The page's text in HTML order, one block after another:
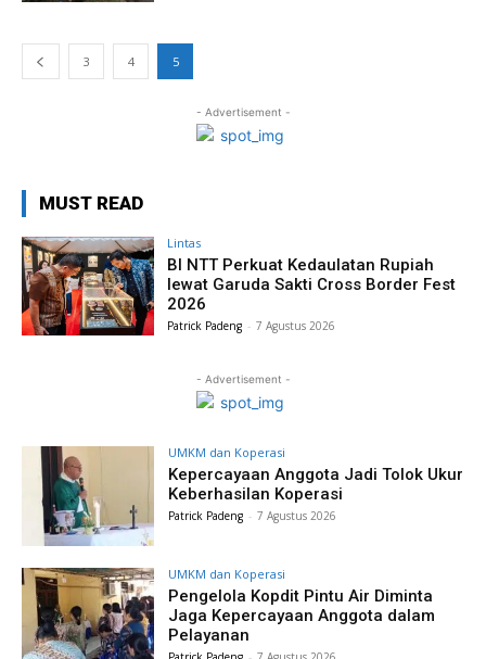
3 4 5
- Advertisement -
MUST READ
Lintas
BI NTT Perkuat Kedaulatan Rupiah
lewat Garuda Sakti Cross Border Fest
2026
Patrick Padeng - 7 Agustus 2026
- Advertisement -
UMKM dan Koperasi
Kepercayaan Anggota Jadi Tolok Ukur
Keberhasilan Koperasi
Patrick Padeng - 7 Agustus 2026
UMKM dan Koperasi
Pengelola Kopdit Pintu Air Diminta
Jaga Kepercayaan Anggota dalam
Pelayanan